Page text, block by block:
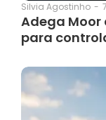
Silvia Agostinho -
Adega Moor
para